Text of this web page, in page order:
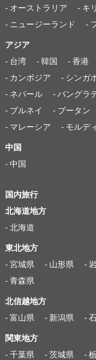
- オーストラリア
- キ
- ニュージーランド
-
アジア
- 台湾
- 韓国 - 香港
- カンボジア
- シンガ
- ネパール
- バングラ
- ブルネイ
- ブータン
- マレーシア
- モルデ
中国
- 中国
国内旅行
北海道地方
- 北海道
東北地方
- 宮城県
- 山形県 -
- 青森県
北信越地方
- 富山県
- 新潟県 -
関東地方
- 千葉県
- 茨城県 -